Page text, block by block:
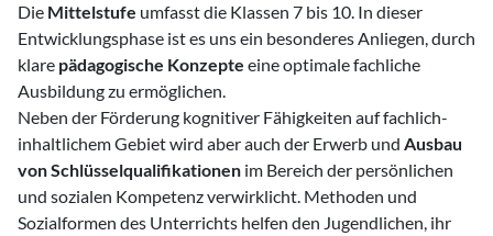
Die Mittelstufe umfasst die Klassen 7 bis 10. In dieser
Entwicklungsphase ist es uns ein besonderes Anliegen, durch
klare pädagogische Konzepte eine optimale fachliche
Ausbildung zu ermöglichen.
Neben der Förderung kognitiver Fähigkeiten auf fachlich-
inhaltlichem Gebiet wird aber auch der Erwerb und Ausbau
von Schlüsselqualifikationen im Bereich der persönlichen
und sozialen Kompetenz verwirklicht. Methoden und
Sozialformen des Unterrichts helfen den Jugendlichen, ihr